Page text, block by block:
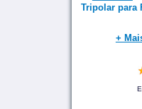
Tripolar para
+